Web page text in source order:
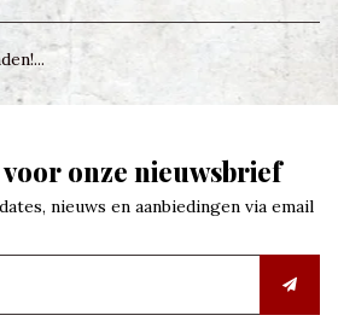
onze nieuwsbrief
nieuws en aanbiedingen via email